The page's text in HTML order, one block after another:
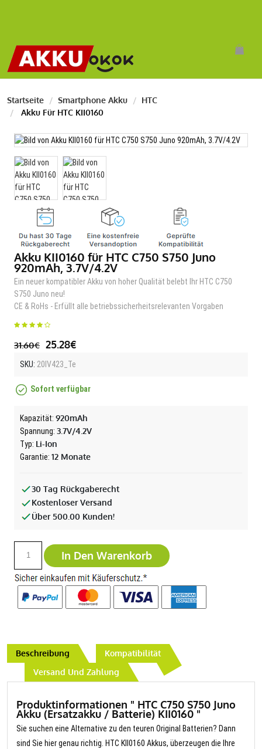
Startseite Smartphone Akku
HTC
Akku Für HTC KII0160
Akku KII0160 für HTC C750 S750 Juno
920mAh, 3.7V/4.2V
Ein neuer kompatibler Akku von hoher Qualität belebt Ihr HTC C750
S750 Juno neu!
CE & RoHs - Erfüllt alle betriebssicherheitsrelevanten Vorgaben
31.60€ 25.28€
SKU: 20IV423_Te
Sofort verfügbar
Kapazität: 920mAh
Spannung: 3.7V/4.2V
Typ: Li-Ion
Garantie: 12 Monate
30 Tag Rückgaberecht
Kostenloser Versand
Über 500.00 Kunden!
In Den Warenkorb
Beschreibung
Kompatibilität
Versand Und Zahlung
Produktinformationen " HTC C750 S750 Juno
Akku (Ersatzakku / Batterie) KII0160 "
Sie suchen eine Alternative zu den teuren Original Batterien? Dann
sind Sie hier genau richtig. HTC KII0160 Akkus, überzeugen die Ihre